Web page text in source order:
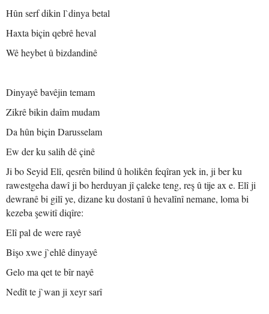
Hûn serf dikin l`dinya betal
Haxta biçin qebrê heval
Wê heybet û bizdandinê
Dinyayê bavêjin temam
Zikrê bikin daîm mudam
Da hûn biçin Darusselam
Ew der ku salih dê çinê
Ji bo Seyid Elî, qesrên bilind û holikên feqîran yek in, ji ber ku
rawestgeha dawî ji bo herduyan jî çaleke teng, reş û tije ax e. Elî ji
dewranê bi gilî ye, dizane ku dostanî û hevalînî nemane, loma bi
kezeba şewitî diqîre:
Elî pal de were rayê
Bişo xwe j`ehlê dinyayê
Gelo ma qet te bîr nayê
Nedît te j`wan ji xeyr sarî